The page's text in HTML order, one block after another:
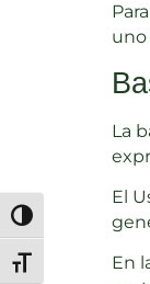
Alternar alto
Alternar tamaño
uno
La
El
En